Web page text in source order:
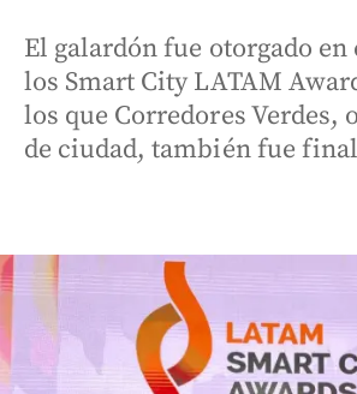
El galardón fue otorgado en
los Smart City LATAM
los que Corredores Verdes,
de ciudad, también fue